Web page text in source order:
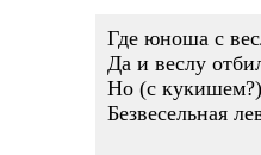
Где юноша с
Да и веслу
Но (с кукишем?)
Безвесельная